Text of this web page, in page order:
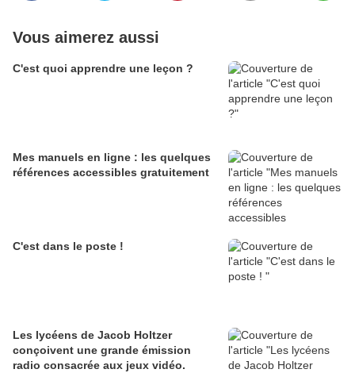
Vous aimerez aussi
C'est quoi apprendre une leçon ?
Mes manuels en ligne : les quelques
références accessibles gratuitement
C'est dans le poste !
Les lycéens de Jacob Holtzer
conçoivent une grande émission
radio consacrée aux jeux vidéo.